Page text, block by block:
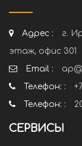
Адрес :
г.
этаж, офис 301
Email :
Телефон: :
Телефон: :
СЕРВИСЫ